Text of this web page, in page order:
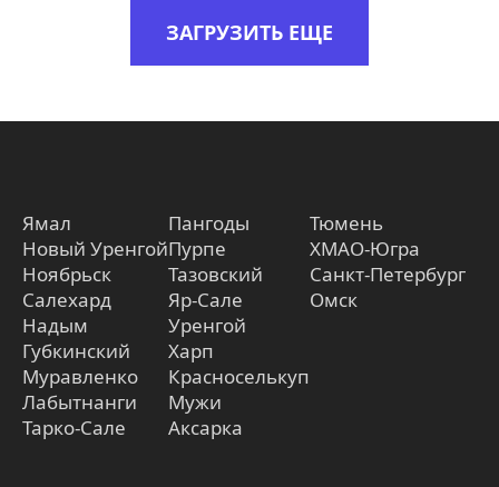
ЗАГРУЗИТЬ ЕЩЕ
Ямал
Новый Уренгой
Ноябрьск
Салехард
Надым
Губкинский
Муравленко
Лабытнанги
Тарко-Сале
Пангоды
Пурпе
Тазовский
Яр-Сале
Уренгой
Харп
Красноселькуп
Мужи
Аксарка
Тюмень
ХМАО-Югра
Санкт-Петербург
Омск